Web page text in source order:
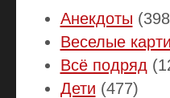
Анекдоты
Веселые
Всё подряд
Дети (477)